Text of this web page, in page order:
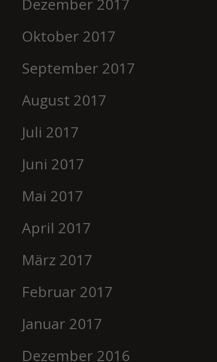
Oktober 2017
September 2017
August 2017
Juli 2017
Juni 2017
Mai 2017
April 2017
März 2017
Februar 2017
Januar 2017
Dezember 2016